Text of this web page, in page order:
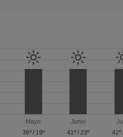
Mayo
36º/ 19º
Junio
41º / 23º
42º